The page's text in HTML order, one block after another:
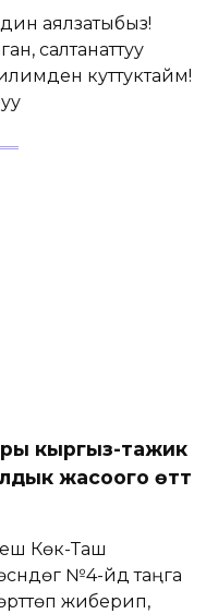
аялзатыбыз!
салтанаттуу
куттуктайм!
кыргыз-тажик
жасоого өттү
Көк-Таш
№4-үйдү таңга
жиберип,